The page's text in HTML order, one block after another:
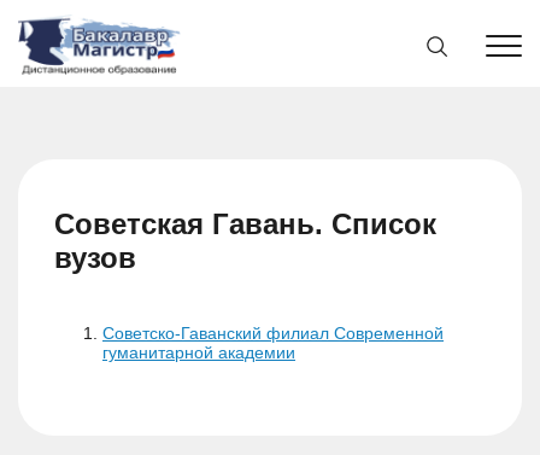
Советская Гавань. Список
вузов
Советско-Гаванский филиал Современной
гуманитарной академии